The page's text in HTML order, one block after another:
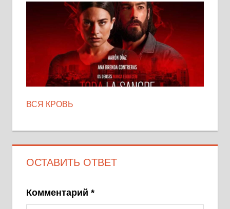
ВСЯ КРОВЬ
ОСТАВИТЬ ОТВЕТ
Комментарий *